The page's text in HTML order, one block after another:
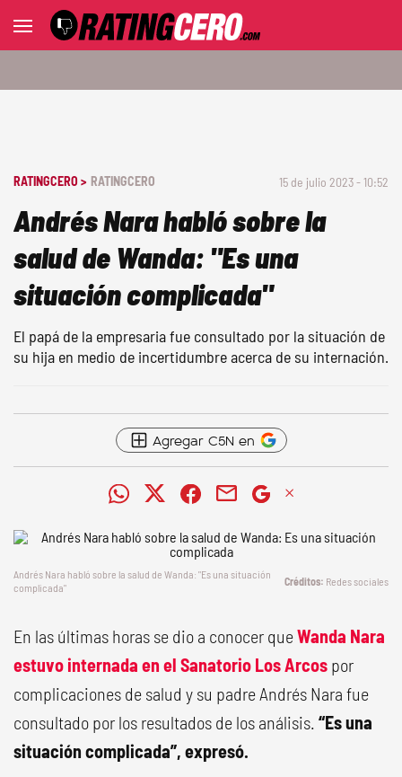
RATINGCERO > RATINGCERO 15 de julio 2023 - 10:52
Andrés Nara habló sobre la
salud de Wanda: "Es una
situación complicada"
El papá de la empresaria fue consultado por la situación de
su hija en medio de incertidumbre acerca de su internación.
Agregar C5N en
Andrés Nara habló sobre la salud de Wanda: "Es una situación
complicada"
Redes sociales
En las últimas horas se dio a conocer queWanda Nara
estuvo internada en el Sanatorio Los Arcos por
complicaciones de salud y su padre Andrés Nara fue
consultado por los resultados de los análisis. “Es una
situación complicada”, expresó.